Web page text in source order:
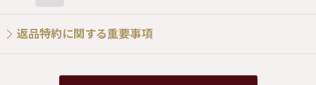
返品特約に関する重要事項